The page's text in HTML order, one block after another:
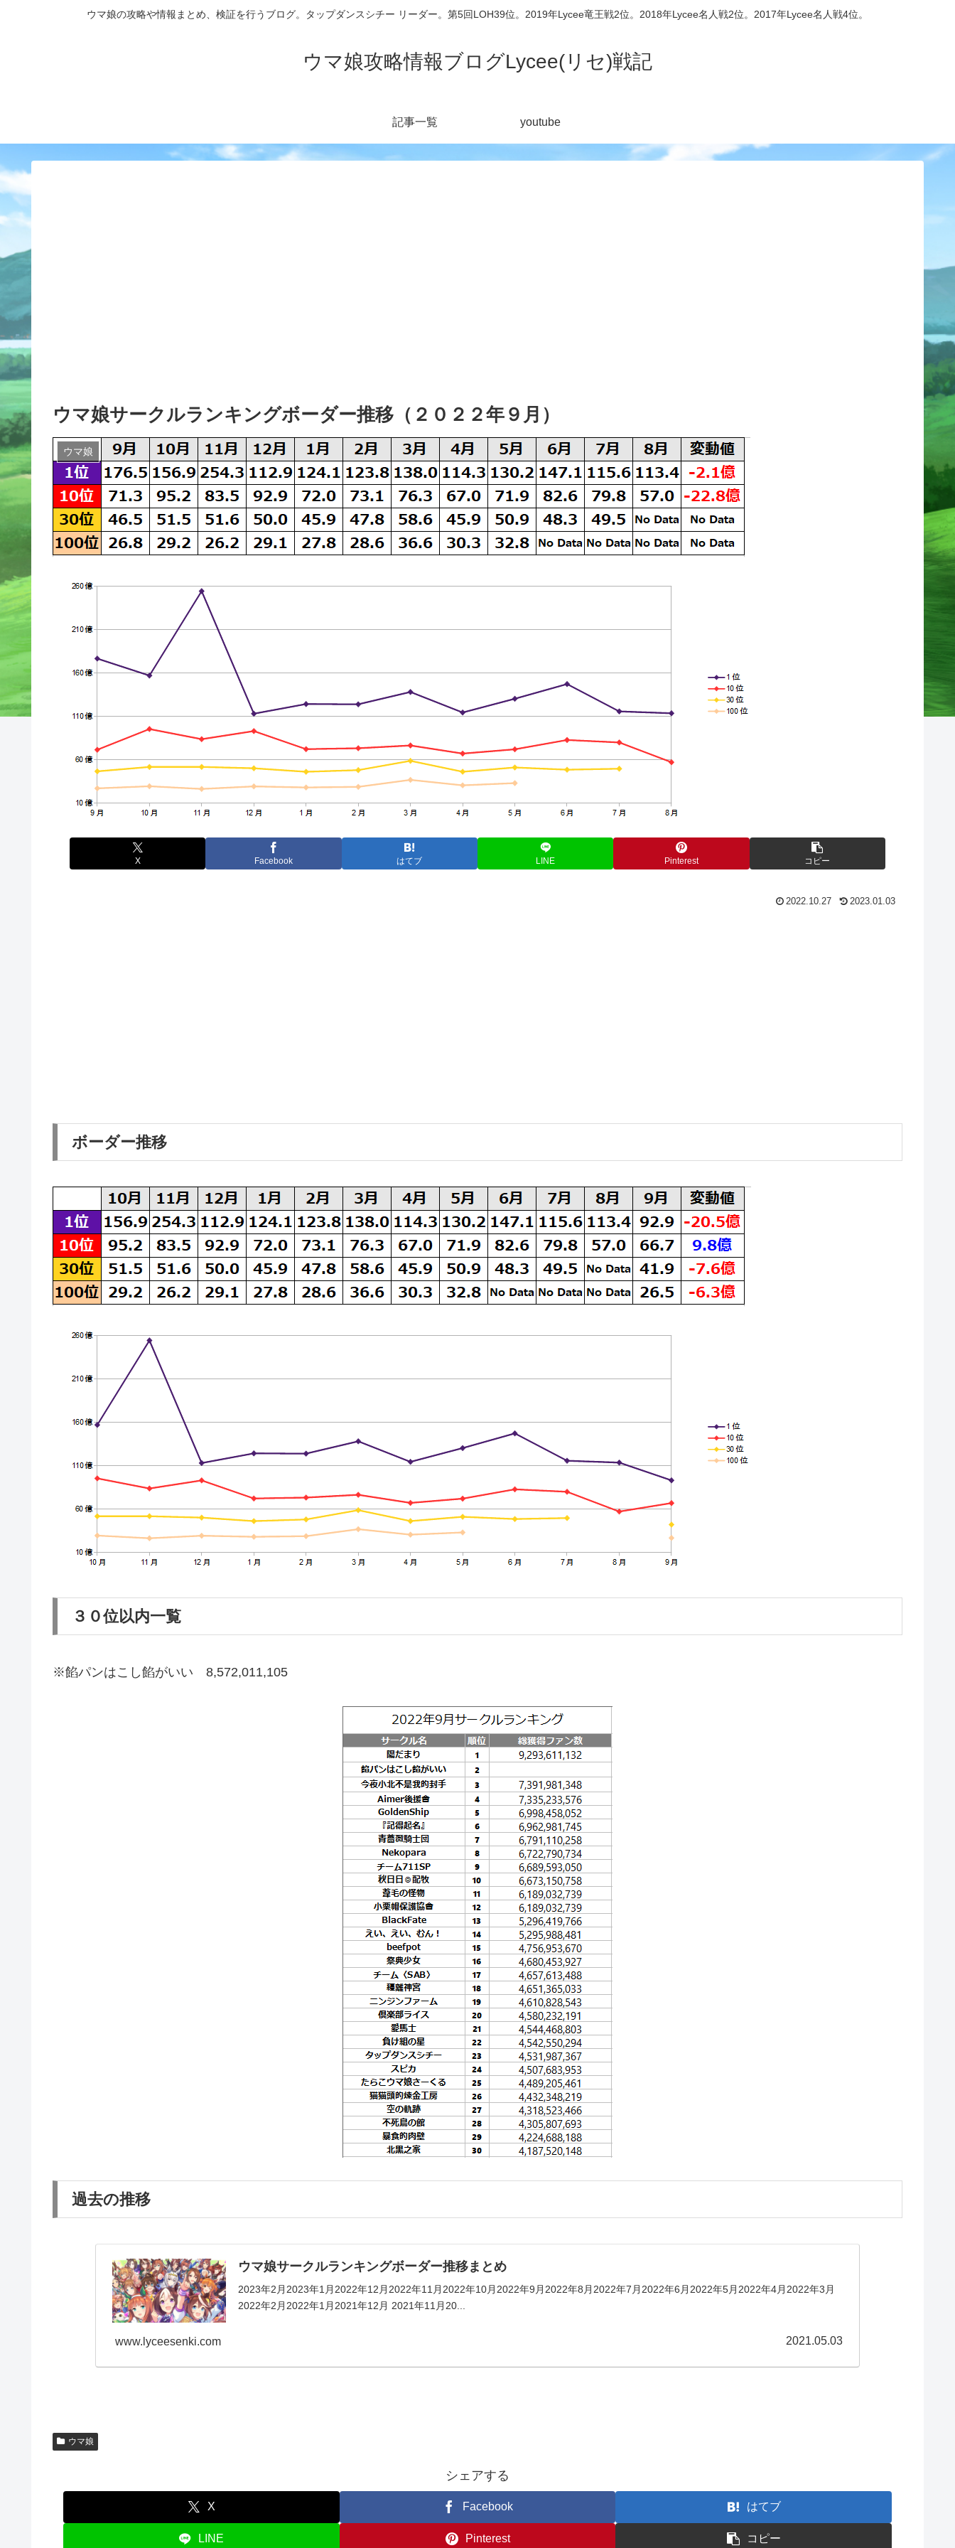
ウマ娘の攻略や情報まとめ、検証を行うブログ。タップダンスシチー リーダー。第5回LOH39位。2019年Lycee竜王戦2位。2018年Lycee名人戦2位。2017年Lycee名人戦4位。
ウマ娘攻略情報ブログLycee(リセ)戦記
記事一覧 youtube
ウマ娘サークルランキングボーダー推移（２０２２年９月）
ウマ娘
X Facebook はてブ LINE Pinterest コピー
2022.10.27 2023.01.03
ボーダー推移
３０位以内一覧
※餡パンはこし餡がいい 8,572,011,105
過去の推移
ウマ娘サークルランキングボーダー推移まとめ
2023年2月2023年1月2022年12月2022年11月2022年10月2022年9月2022年8月2022年7月2022年6月2022年5月2022年4月2022年3月
2022年2月2022年1月2021年12月 2021年11月20...
www.lyceesenki.com 2021.05.03
ウマ娘
シェアする
X Facebook はてブ
LINE Pinterest コピー